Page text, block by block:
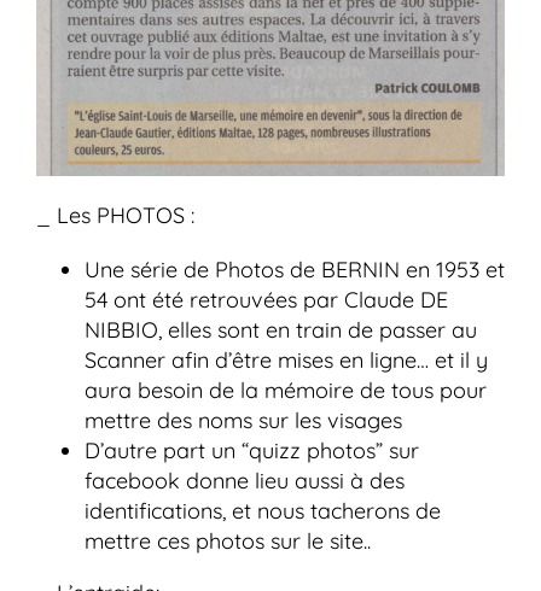
_ Les PHOTOS :
Une série de Photos de BERNIN en 1953 et
54 ont été retrouvées par Claude DE
NIBBIO, elles sont en train de passer au
Scanner afin d’être mises en ligne… et il y
aura besoin de la mémoire de tous pour
mettre des noms sur les visages
D’autre part un “quizz photos” sur
facebook donne lieu aussi à des
identifications, et nous tacherons de
mettre ces photos sur le site..